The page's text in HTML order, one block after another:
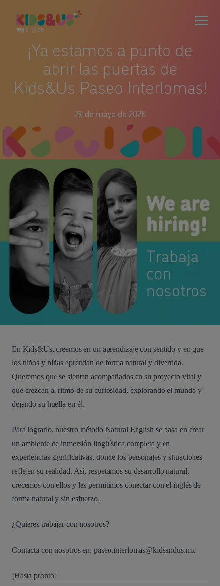
¡Ya estamos a punto de
abrir las puertas de
Kids&Us Paseo Interlomas!
29 de mayo de 2026
En Kids&Us, creemos en un aprendizaje con sentido y en que
los niños y niñas aprendan de forma natural y divertida.
Queremos que se sientan acompañados en su proyecto vital y
que crezcan al ritmo de su curiosidad, explorando el mundo y
dejando su huella en él.
Para lograrlo, nuestro método Natural English se basa en crear
un ambiente de inmersión lingüística completa y en
experiencias significativas, donde los personajes y situaciones
reflejen su realidad. Así, respetamos su desarrollo natural,
crecemos con ellos y les permitimos conectar con el inglés de
forma natural y sin esfuerzo.
¿Quieres trabajar con nosotros?
Contacta con nosotros en: paseo.interlomas@kidsandus.mx
¡Hasta pronto!